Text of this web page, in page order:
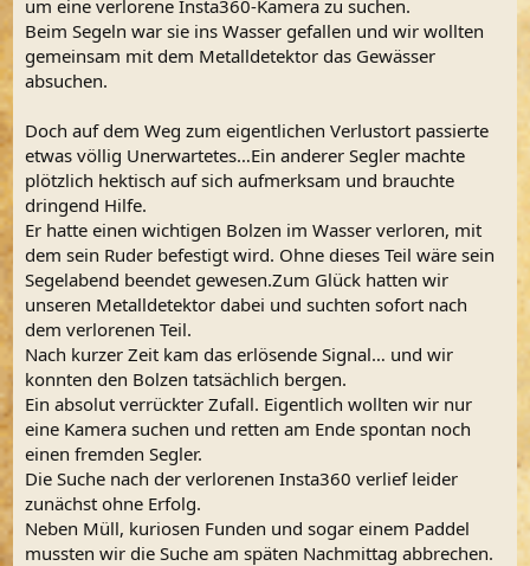
um eine verlorene Insta360-Kamera zu suchen.
Beim Segeln war sie ins Wasser gefallen und wir wollten
gemeinsam mit dem Metalldetektor das Gewässer
absuchen.
Doch auf dem Weg zum eigentlichen Verlustort passierte
etwas völlig Unerwartetes…Ein anderer Segler machte
plötzlich hektisch auf sich aufmerksam und brauchte
dringend Hilfe.
Er hatte einen wichtigen Bolzen im Wasser verloren, mit
dem sein Ruder befestigt wird. Ohne dieses Teil wäre sein
Segelabend beendet gewesen.Zum Glück hatten wir
unseren Metalldetektor dabei und suchten sofort nach
dem verlorenen Teil.
Nach kurzer Zeit kam das erlösende Signal… und wir
konnten den Bolzen tatsächlich bergen.
Ein absolut verrückter Zufall. Eigentlich wollten wir nur
eine Kamera suchen und retten am Ende spontan noch
einen fremden Segler.
Die Suche nach der verlorenen Insta360 verlief leider
zunächst ohne Erfolg.
Neben Müll, kuriosen Funden und sogar einem Paddel
mussten wir die Suche am späten Nachmittag abbrechen.